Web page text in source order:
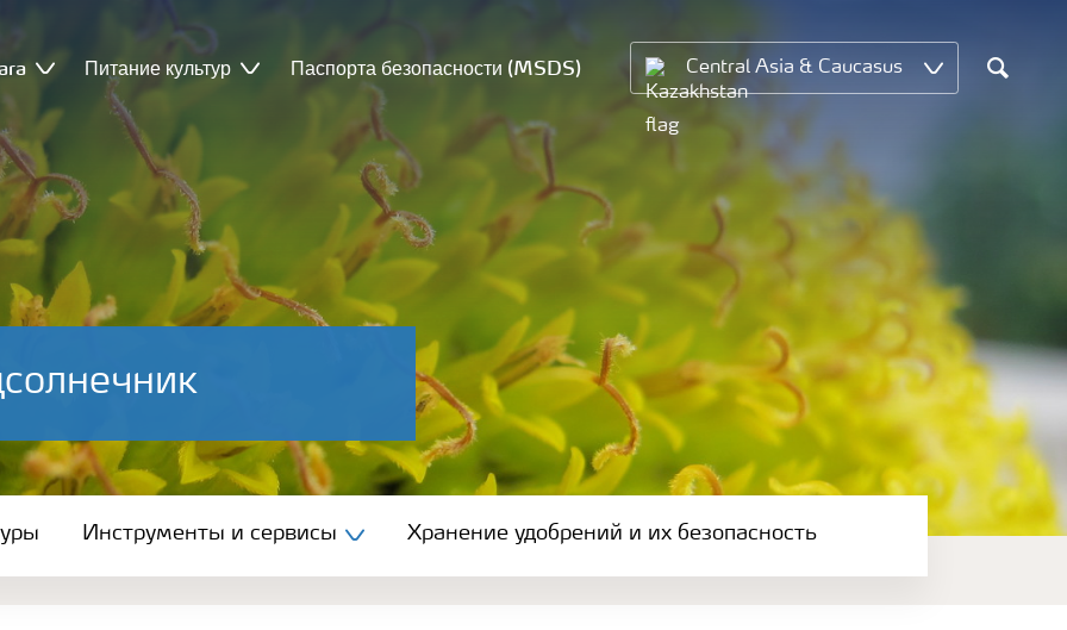
Питание культур Паспорта безопасности (MSDS) Central Asia & Caucasus
Search
Инструменты и сервисы Хранение удобрений и их безопасность